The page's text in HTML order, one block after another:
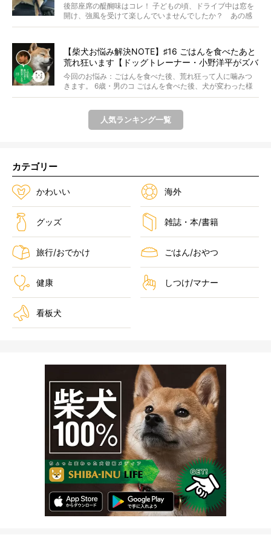
後部座席の醍醐味はコレ！ 子どもの頃、ドライブ中は窓を
開け、強風を受けて楽しんでいませんでしたか？ あの感
じが...
【柴犬お悩み解決NOTE】♯16 ごはんを食べたあと
荒れ狂います【ドッグトレーナー・小野洋平がズバ
リ回答】
今回のお悩み：ごはんを食べた後、荒れ狂って人に噛みつ
きます。 6歳・男のコ ごはんを食べた後、犬が変わった様
に...
人気ランキング一覧
カテゴリー
かわいい 海外
グッズ 雑誌・本/書籍
旅行/おでかけ ごはん/おやつ
健康 しつけ/マナー
看板犬